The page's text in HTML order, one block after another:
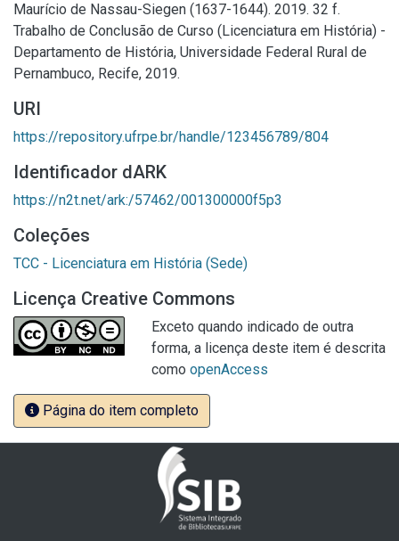
Maurício de Nassau-Siegen (1637-1644). 2019. 32 f.
Trabalho de Conclusão de Curso (Licenciatura em História) -
Departamento de História, Universidade Federal Rural de
Pernambuco, Recife, 2019.
URI
https://repository.ufrpe.br/handle/123456789/804
Identificador dARK
https://n2t.net/ark:/57462/001300000f5p3
Coleções
TCC - Licenciatura em História (Sede)
Licença Creative Commons
Exceto quando indicado de outra
forma, a licença deste item é descrita
como openAccess
Página do item completo